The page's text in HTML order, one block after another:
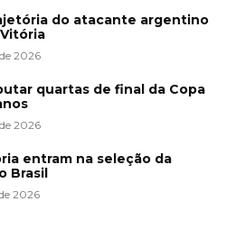
do atacante argentino
2026
quartas de final da Copa
2026
entram na seleção da
Brasil
2026